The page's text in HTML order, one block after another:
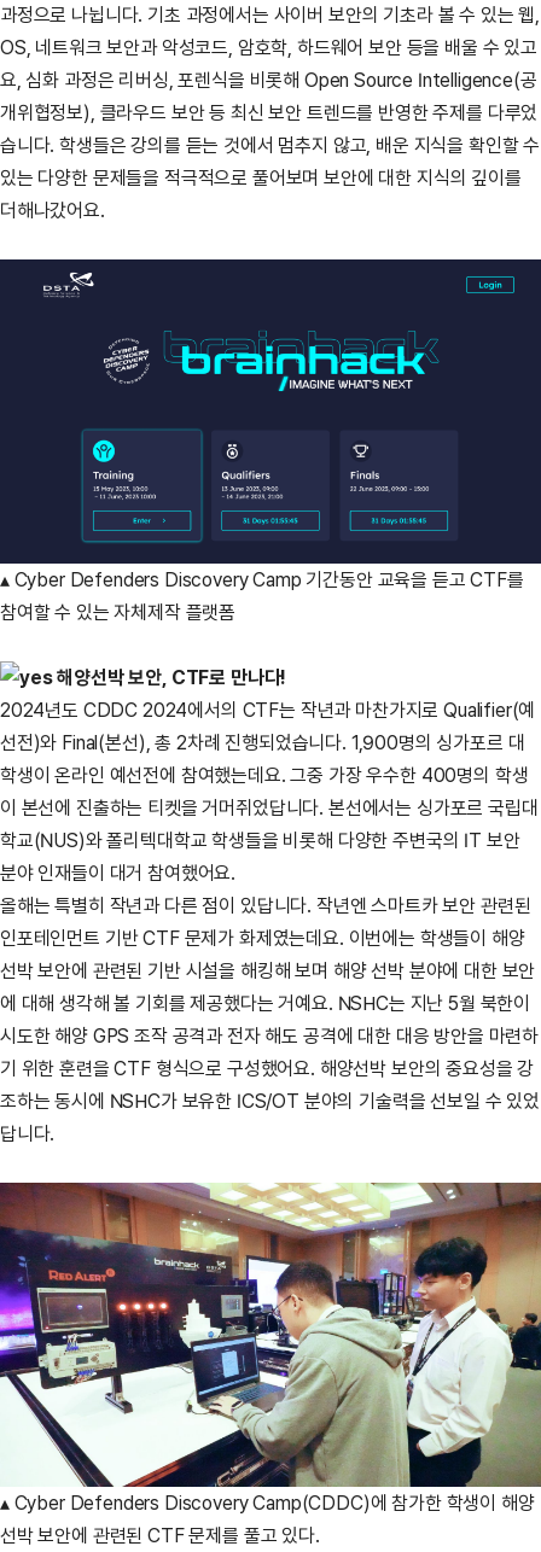
과정으로 나뉩니다. 기초 과정에서는 사이버 보안의 기초라 볼 수 있는 웹,
OS, 네트워크 보안과 악성코드, 암호학, 하드웨어 보안 등을 배울 수 있고
요, 심화 과정은 리버싱, 포렌식을 비롯해 Open Source Intelligence(공
개위협정보), 클라우드 보안 등 최신 보안 트렌드를 반영한 주제를 다루었
습니다. 학생들은 강의를 듣는 것에서 멈추지 않고, 배운 지식을 확인할 수
있는 다양한 문제들을 적극적으로 풀어보며 보안에 대한 지식의 깊이를
더해나갔어요.
▴ Cyber Defenders Discovery Camp 기간동안 교육을 듣고 CTF를
참여할 수 있는 자체제작 플랫폼
해양선박 보안, CTF로 만나다!
2024년도 CDDC 2024에서의 CTF는 작년과 마찬가지로 Qualifier(예
선전)와 Final(본선), 총 2차례 진행되었습니다. 1,900명의 싱가포르 대
학생이 온라인 예선전에 참여했는데요. 그중 가장 우수한 400명의 학생
이 본선에 진출하는 티켓을 거머쥐었답니다. 본선에서는 싱가포르 국립대
학교(NUS)와 폴리텍대학교 학생들을 비롯해 다양한 주변국의 IT 보안
분야 인재들이 대거 참여했어요.
올해는 특별히 작년과 다른 점이 있답니다. 작년엔 스마트카 보안 관련된
인포테인먼트 기반 CTF 문제가 화제였는데요. 이번에는 학생들이 해양
선박 보안에 관련된 기반 시설을 해킹해 보며 해양 선박 분야에 대한 보안
에 대해 생각해 볼 기회를 제공했다는 거예요. NSHC는 지난 5월 북한이
시도한 해양 GPS 조작 공격과 전자 해도 공격에 대한 대응 방안을 마련하
기 위한 훈련을 CTF 형식으로 구성했어요. 해양선박 보안의 중요성을 강
조하는 동시에 NSHC가 보유한 ICS/OT 분야의 기술력을 선보일 수 있었
답니다.
▴ Cyber Defenders Discovery Camp(CDDC)에 참가한 학생이 해양
선박 보안에 관련된 CTF 문제를 풀고 있다.